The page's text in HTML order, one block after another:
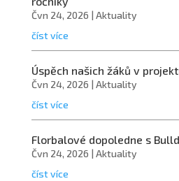
Čvn 24, 2026 | Aktuality
číst více
Úspěch našich žáků v
Čvn 24, 2026 | Aktuality
číst více
Florbalové dopoledne s
Čvn 24, 2026 | Aktuality
číst více